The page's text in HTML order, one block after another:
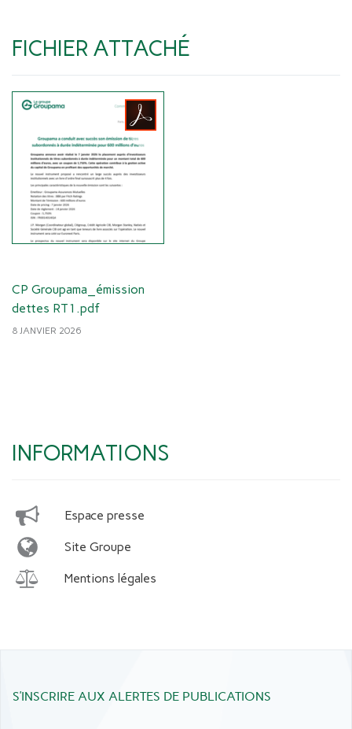
FICHIER ATTACHÉ
CP Groupama_émission
dettes RT1.pdf
8 JANVIER 2026
INFORMATIONS
Espace presse
Site Groupe
Mentions légales
S’INSCRIRE AUX ALERTES DE PUBLICATIONS